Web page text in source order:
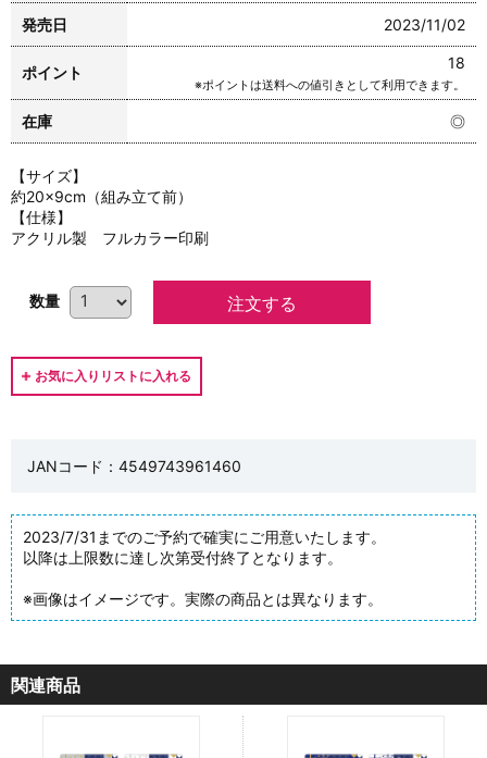
発売日 2023/11/02
ポイント
18
※ポイントは送料への値引きとして利用できます。
在庫 ◎
【サイズ】
約20×9cm（組み立て前）
【仕様】
アクリル製 フルカラー印刷
数量
JANコード：4549743961460
2023/7/31までのご予約で確実にご用意いたします。
以降は上限数に達し次第受付終了となります。
※画像はイメージです。実際の商品とは異なります。
関連商品